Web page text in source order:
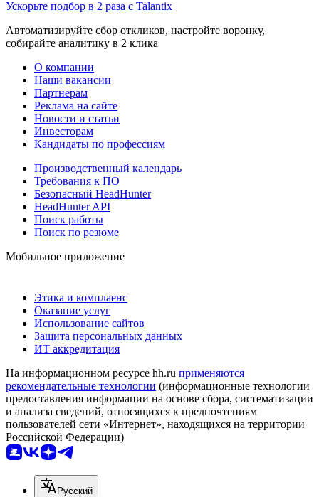
Ускорьте подбор в 2 раза с Talantix
Автоматизируйте сбор откликов, настройте воронку,
собирайте аналитику в 2 клика
О компании
Наши вакансии
Партнерам
Реклама на сайте
Новости и статьи
Инвесторам
Кандидаты по профессиям
Производственный календарь
Требования к ПО
Безопасный HeadHunter
HeadHunter API
Поиск работы
Поиск по резюме
Мобильное приложение
Этика и комплаенс
Оказание услуг
Использование сайтов
Защита персональных данных
ИТ аккредитация
На информационном ресурсе hh.ru применяются
рекомендательные технологии (информационные технологии
предоставления информации на основе сбора, систематизации
и анализа сведений, относящихся к предпочтениям
пользователей сети «Интернет», находящихся на территории
Российской Федерации)
Русский